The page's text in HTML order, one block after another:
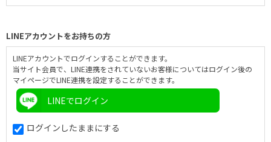
LINEアカウントをお持ちの方
LINEアカウントでログインすることができます。
当サイト会員で、LINE連携をされていないお客様についてはログイン後の
マイページでLINE連携を設定することができます。
LINEでログイン
ログインしたままにする